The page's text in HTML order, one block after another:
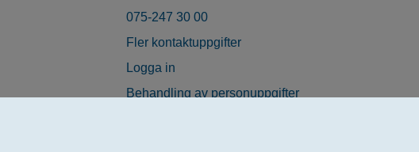
075-247 30 00
Fler kontaktuppgifter
Logga in
Behandling av personuppgifter